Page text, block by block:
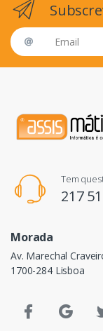
Email address
Tem
217
Morada
Av. Marechal
1700-284 Lisboa